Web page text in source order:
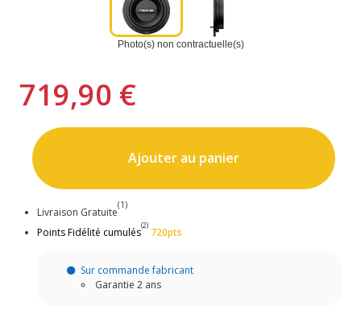
Photo(s) non contractuelle(s)
719,90 €
Ajouter au panier
Livraison Gratuite
(1)
Points Fidélité cumulés
(2)
720pts
Sur commande fabricant
Garantie 2 ans